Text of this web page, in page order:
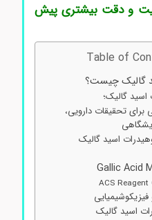
و دقت بیشتری پیش
Table of
چیست؟
گالیک؛
تحقیقات دارویی،
اسید گالیک
Gallic
ACS
اسید گالیک